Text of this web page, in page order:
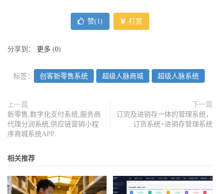
赞(1) 打赏
分享到： 更多 (0)
标签： 创客新零售系统 超级人脉商城 超级人脉系统
上一篇
新零售,数字化支付系统,服务商
代理分润系统,供应链营销小程
序商城系统APP
下一篇
订货及进销存一体的管理系统，
订货系统+进销存管理系统
相关推荐